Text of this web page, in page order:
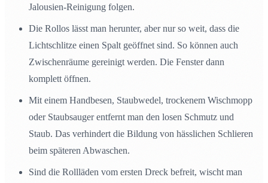
Jalousien-Reinigung folgen.
Die Rollos lässt man herunter, aber nur so weit, dass die
Lichtschlitze einen Spalt geöffnet sind. So können auch
Zwischenräume gereinigt werden. Die Fenster dann
komplett öffnen.
Mit einem Handbesen, Staubwedel, trockenem Wischmopp
oder Staubsauger entfernt man den losen Schmutz und
Staub. Das verhindert die Bildung von hässlichen Schlieren
beim späteren Abwaschen.
Sind die Rollläden vom ersten Dreck befreit, wischt man